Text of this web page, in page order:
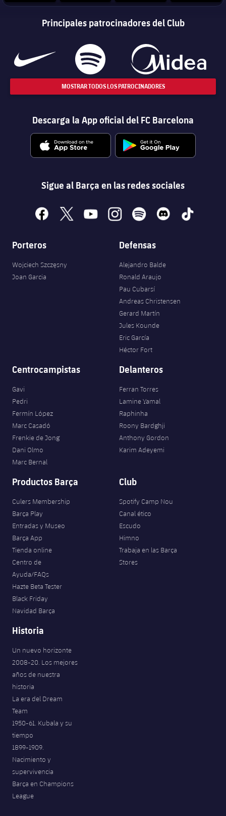
Principales patrocinadores del Club
MOSTRAR TODOS LOS PATROCINADORES
Descarga la App oficial del FC Barcelona
Sigue al Barça en las redes sociales
facebook
x youtubeinstagramspotify discord tiktok
Porteros
Wojciech Szczęsny
Joan Garcia
Defensas
Alejandro Balde
Ronald Araujo
Pau Cubarsí
Andreas Christensen
Gerard Martín
Jules Kounde
Eric García
Héctor Fort
Centrocampistas
Gavi
Pedri
Fermín López
Marc Casadó
Frenkie de Jong
Dani Olmo
Marc Bernal
Delanteros
Ferran Torres
Lamine Yamal
Raphinha
Roony Bardghji
Anthony Gordon
Karim Adeyemi
Productos Barça
Culers Membership
Barça Play
Entradas y Museo
Barça App
Tienda online
Centro de
Ayuda/FAQs
Hazte Beta Tester
Black Friday
Navidad Barça
Club
Spotify Camp Nou
Canal ético
Escudo
Himno
Trabaja en las Barça
Stores
Historia
Un nuevo horizonte
2008-20. Los mejores
años de nuestra
historia
La era del Dream
Team
1950-61. Kubala y su
tiempo
1899-1909.
Nacimiento y
supervivencia
Barça en Champions
League